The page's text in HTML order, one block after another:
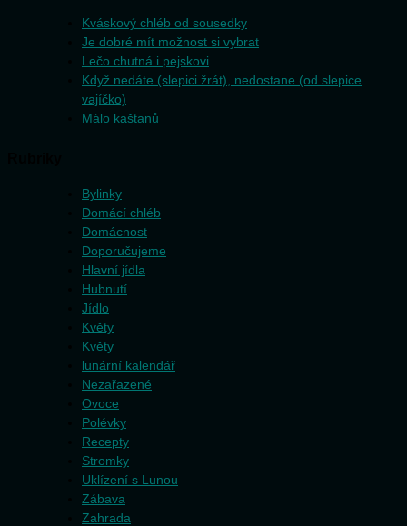
Kváskový chléb od sousedky
Je dobré mít možnost si vybrat
Lečo chutná i pejskovi
Když nedáte (slepici žrát), nedostane (od slepice
vajíčko)
Málo kaštanů
Bylinky
Domácí chléb
Domácnost
Doporučujeme
Hlavní jídla
Hubnutí
Jídlo
Květy
Květy
lunární kalendář
Nezařazené
Ovoce
Polévky
Recepty
Stromky
Uklízení s Lunou
Zábava
Zahrada